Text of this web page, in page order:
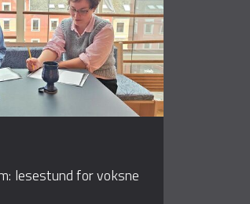
lesestund for voksne